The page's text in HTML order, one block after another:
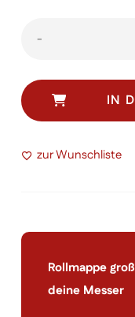
-
IN
zur Wunschliste
Rollmappe
deine Messer